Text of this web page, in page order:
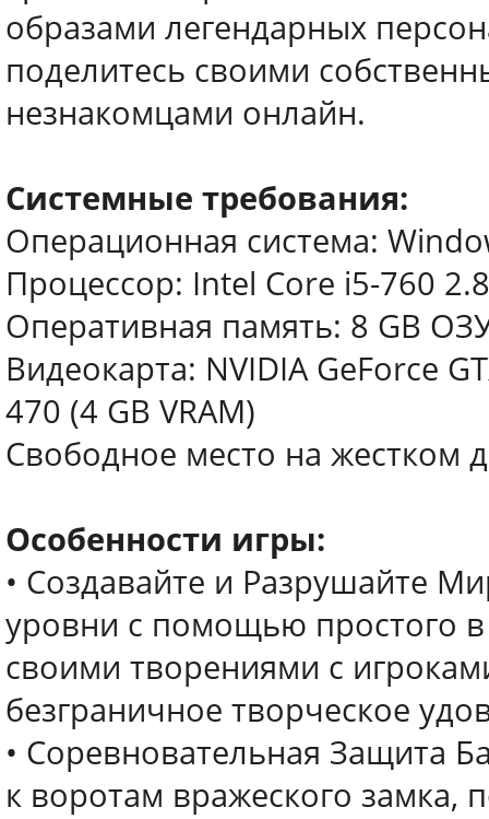
образами легендарных
поделитесь своими
незнакомцами онлайн.
Системные требования:
Операционная система:
Процессор: Intel Core i5-760
Оперативная память: 8 GB
Видеокарта: NVIDIA GeForce
470 (4 GB VRAM)
Свободное место на жестком
Особенности игры:
• Создавайте и Разрушайте
уровни с помощью простого в
своими творениями с
безграничное творческое
• Соревновательная Защита
к воротам вражеского замка,